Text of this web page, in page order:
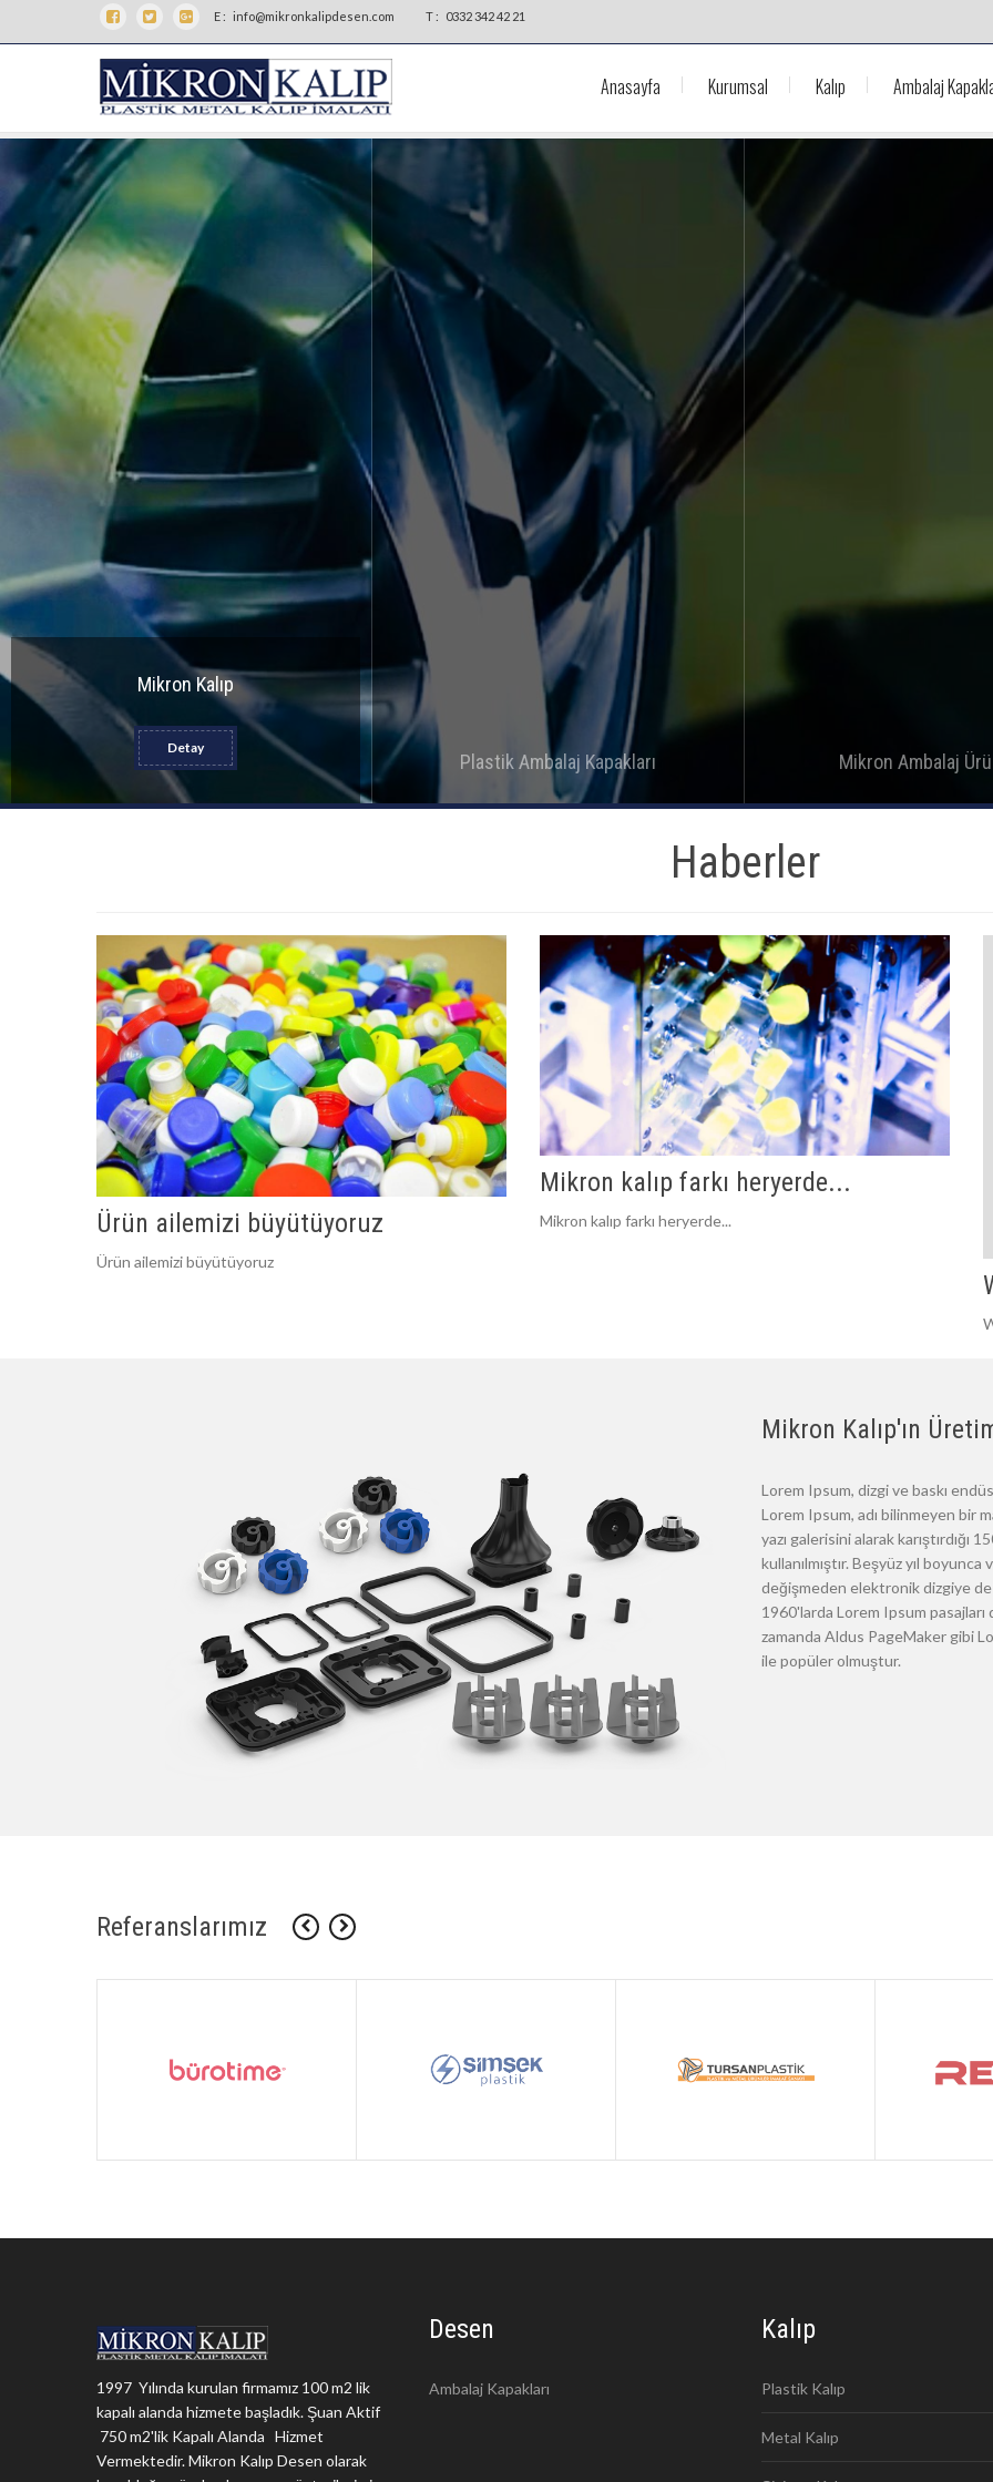
E : info@mikronkalipdesen.com T : 0332 342 42 21
Anasayfa Kurumsal Kalıp Ambalaj
Mikron Kalıp
Detay
Plastik Ambalaj Kapakları Mikron Ambalaj
Haberler
Ürün ailemizi büyütüyoruz
Ürün ailemizi büyütüyoruz
Mikron kalıp farkı heryerde...
Mikron kalıp farkı heryerde...
Mikron Kalıp'ın
Lorem Ipsum, dizgi ve baskı
Lorem Ipsum, adı bilinmeyen bir
yazı galerisini alarak
kullanılmıştır. Beşyüz yıl boyunca
değişmeden elektronik dizgiye de
1960'larda Lorem Ipsum pasajları
zamanda Aldus PageMaker gibi
ile popüler olmuştur.
Referanslarımız
1997 Yılında kurulan firmamız 100 m2 lik
kapalı alanda hizmete başladık. Şuan Aktif
750 m2'lik Kapalı Alanda Hizmet
Vermektedir. Mikron Kalıp Desen olarak
Desen
Ambalaj Kapakları
Kalıp
Plastik Kalıp
Metal Kalıp